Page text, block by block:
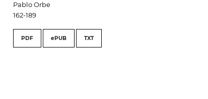
Pablo Orbe
162-189
PDF ePUB TXT